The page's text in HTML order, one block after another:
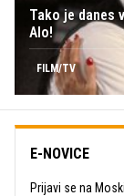
Tako je danes
Alo!
FILM/TV
E-NOVICE
Prijavi se na